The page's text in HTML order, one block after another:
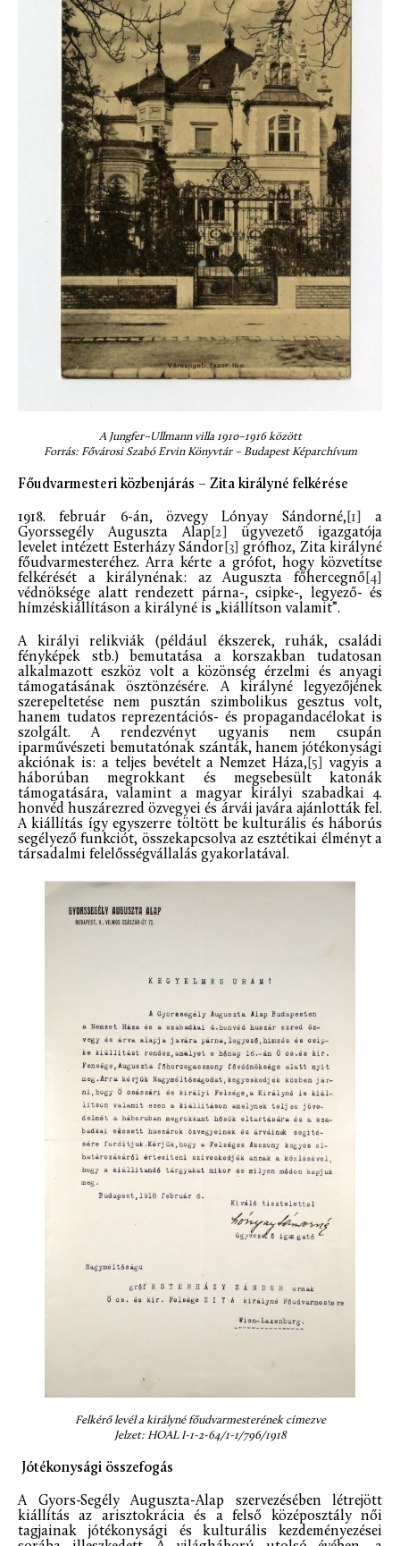
A Jungfer–Ullmann villa 1910–1916 között
Forrás: Fővárosi Szabó Ervin Könyvtár – Budapest Képarchívum
Főudvarmesteri közbenjárás – Zita királyné felkérése
1918. február 6-án, özvegy Lónyay Sándorné, [1]
a
Gyorssegély Auguszta Alap[2]
ügyvezető igazgatója
levelet intézett Esterházy Sándor [3]
grófhoz, Zita királyné
főudvarmesteréhez. Arra kérte a grófot, hogy közvetítse
felkérését a királynénak: az Auguszta főhercegnő [4]
védnöksége alatt rendezett párna-, csipke-, legyező- és
hímzéskiállításon a királyné is „kiállítson valamit”.
A királyi relikviák (például ékszerek, ruhák, családi
fényképek stb.) bemutatása a korszakban tudatosan
alkalmazott eszköz volt a közönség érzelmi és anyagi
támogatásának ösztönzésére. A királyné legyezőjének
szerepeltetése nem pusztán szimbolikus gesztus volt,
hanem tudatos reprezentációs- és propagandacélokat is
szolgált. A rendezvényt ugyanis nem csupán
iparművészeti bemutatónak szánták, hanem jótékonysági
akciónak is: a teljes bevételt a Nemzet Háza, [5]
vagyis a
háborúban megrokkant és megsebesült katonák
támogatására, valamint a magyar királyi szabadkai 4.
honvéd huszárezred özvegyei és árvái javára ajánlották fel.
A kiállítás így egyszerre töltött be kulturális és háborús
segélyező funkciót, összekapcsolva az esztétikai élményt a
társadalmi felelősségvállalás gyakorlatával.
Felkérő levél a királyné főudvarmesterének címezve
Jelzet: HOAL I-1-2-64/1-1/796/1918
Jótékonysági összefogás
A Gyors-Segély Auguszta-Alap szervezésében létrejött
kiállítás az arisztokrácia és a felső középosztály női
tagjainak jótékonysági és kulturális kezdeményezései